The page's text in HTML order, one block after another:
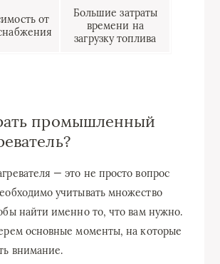
от
Большие затраты
времени на
загрузку топлива
промышленный
— это не просто вопрос
учитывать множество
найти именно то, что вам нужно.
основные моменты, на которые
внимание.